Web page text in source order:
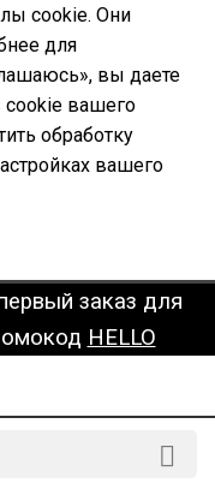
cookie. Они
для
вы даете
cookie вашего
обработку
вашего
заказ для
HELLO
